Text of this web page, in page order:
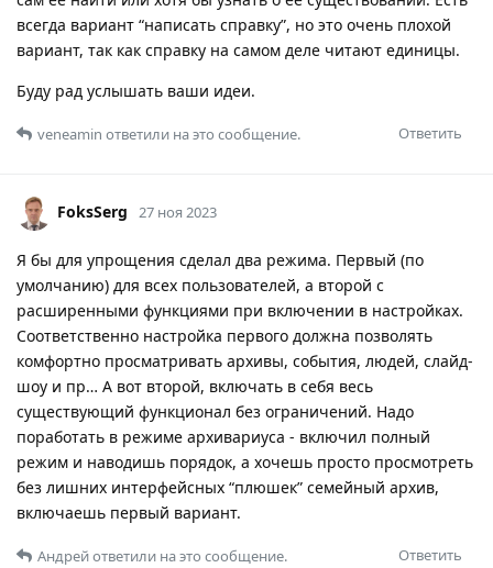
всегда вариант “написать справку”, но это очень плохой
вариант, так как справку на самом деле читают единицы.
Буду рад услышать ваши идеи.
Ответить
veneamin ответили на это сообщение.
FoksSerg 27 ноя 2023
Я бы для упрощения сделал два режима. Первый (по
умолчанию) для всех пользователей, а второй с
расширенными функциями при включении в настройках.
Соответственно настройка первого должна позволять
комфортно просматривать архивы, события, людей, слайд-
шоу и пр… А вот второй, включать в себя весь
существующий функционал без ограничений. Надо
поработать в режиме архивариуса - включил полный
режим и наводишь порядок, а хочешь просто просмотреть
без лишних интерфейсных “плюшек” семейный архив,
включаешь первый вариант.
Ответить
Андрейответили на это сообщение.